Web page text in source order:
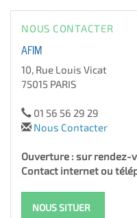
NOUS CONTACTER
AFIM
10, Rue Louis Vicat
75015 PARIS
01 56 56 29 29
Nous Contacter
Ouverture : sur rendez-
Contact internet ou
NOUS SITUER